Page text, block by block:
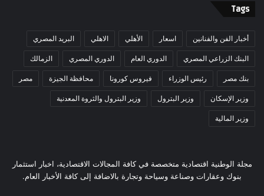
Tags
أخبار الفن والفنانين اسعار الأهلي الاهلي البريد المصري
البنك الزراعي المصري الدوري العام الدوري المصري الزمالك
بنك مصر رئيس الوزراء فيروس كورونا محافظة الجيزة مصر
وزير الإسكان وزير البترول وزير البترول والثروة المعدنية
وزير المالية
مجلة الوطنية اقتصادية متخصصة في كافة المجالات الاقتصادية، اخبار استثمار
بنوك وعقارات وصناعة وسياحة وتجارة بالاضافة إلى كافة الأخبار العام.